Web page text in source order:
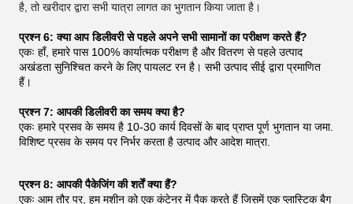
है, तो खरीदार द्वारा सभी यात्रा लागत का भुगतान किया जाता है।
प्रश्न 6: क्या आप डिलीवरी से पहले अपने सभी सामानों का परीक्षण करते हैं?
एकः हाँ, हमारे पास 100% कार्यात्मक परीक्षण है और वितरण से पहले उत्पाद
अखंडता सुनिश्चित करने के लिए पायलट रन है। सभी उत्पाद सीई द्वारा प्रमाणित
हैं।
प्रश्न 7: आपकी डिलीवरी का समय क्या है?
एकः हमारे प्रसव के समय है 10-30 कार्य दिवसों के बाद प्राप्त पूर्ण भुगतान या जमा.
विशिष्ट प्रसव के समय पर निर्भर करता है उत्पाद और आदेश मात्रा.
प्रश्न 8: आपकी पैकेजिंग की शर्तें क्या हैं?
एकः आम तौर पर, हम मशीन को एक कंटेनर में पैक करते हैं जिसमें एक प्लास्टिक बैग